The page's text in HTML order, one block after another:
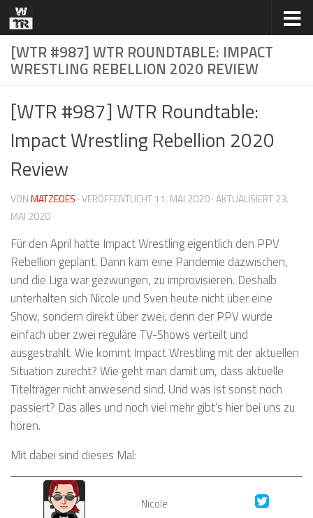
Zum Inhalt springen
[WTR #987] WTR ROUNDTABLE: IMPACT
WRESTLING REBELLION 2020 REVIEW
[WTR #987] WTR Roundtable:
Impact Wrestling Rebellion 2020
Review
VONMATZEOES · VERÖFFENTLICHT11. MAI 2020· AKTUALISIERT23.
MAI 2020
Für den April hatte Impact Wrestling eigentlich den PPV
Rebellion geplant. Dann kam eine Pandemie dazwischen,
und die Liga war gezwungen, zu improvisieren. Deshalb
unterhalten sich Nicole und Sven heute nicht über eine
Show, sondern direkt über zwei, denn der PPV wurde
einfach über zwei reguläre TV-Shows verteilt und
ausgestrahlt. Wie kommt Impact Wrestling mit der aktuellen
Situation zurecht? Wie geht man damit um, dass aktuelle
Titelträger nicht anwesend sind. Und was ist sonst noch
passiert? Das alles und noch viel mehr gibt’s hier bei uns zu
hören.
Mit dabei sind dieses Mal:
Nicole